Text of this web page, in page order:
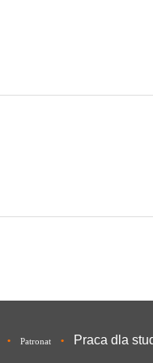
• Patronat • Praca dla